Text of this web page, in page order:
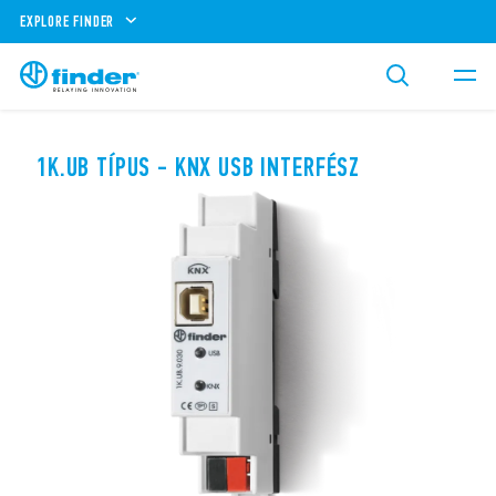
EXPLORE FINDER
1K.UB TÍPUS - KNX USB INTERFÉSZ